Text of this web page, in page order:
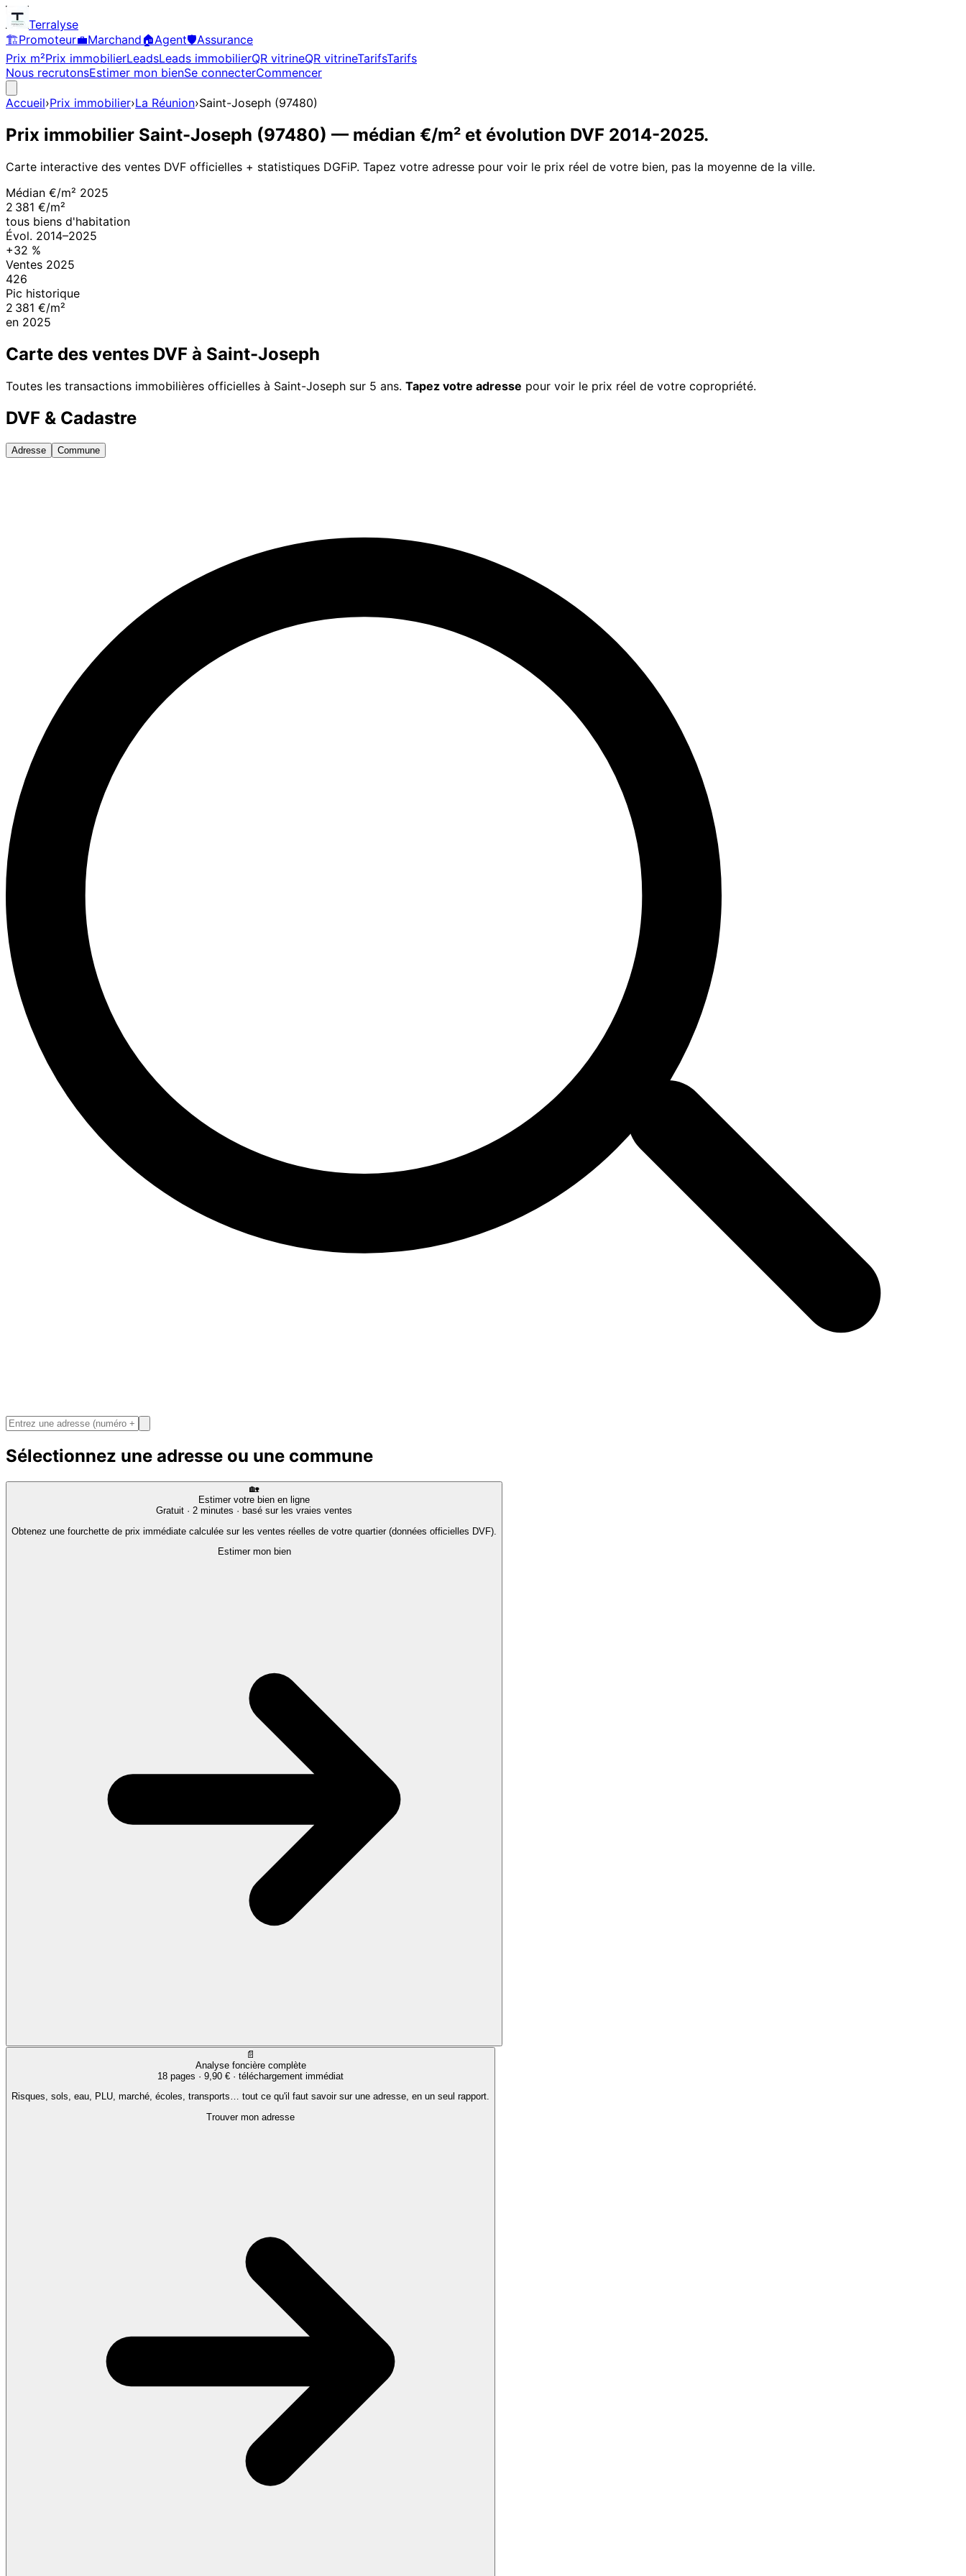
Terralyse
🏗️Promoteur💼Marchand🏠Agent🛡️Assurance
Prix m²Prix immobilierLeadsLeads immobilierQR vitrineQR vitrineTarifsTarifs
Nous recrutonsEstimer mon bienSe connecterCommencer
Accueil›Prix immobilier›La Réunion›Saint-Joseph (97480)
Prix immobilier Saint-Joseph (97480) — médian €/m² et évolution DVF 2014-2025.
Carte interactive des ventes DVF officielles + statistiques DGFiP. Tapez votre adresse pour voir le prix réel de votre bien, pas la moyenne de la ville.
Médian €/m² 2025
2 381 €/m²
tous biens d'habitation
Évol. 2014–2025
+32 %
Ventes 2025
426
Pic historique
2 381 €/m²
en 2025
Carte des ventes DVF à Saint-Joseph
Toutes les transactions immobilières officielles à Saint-Joseph sur 5 ans. Tapez votre adresse pour voir le prix réel de votre copropriété.
DVF & Cadastre
Adresse Commune
Sélectionnez une adresse ou une commune
🏡
Estimer votre bien en ligne
Gratuit · 2 minutes · basé sur les vraies ventes
Obtenez une fourchette de prix immédiate calculée sur les ventes réelles de votre quartier (données officielles DVF).
Estimer mon bien
📄
Analyse foncière complète
18 pages · 9,90 € · téléchargement immédiat
Risques, sols, eau, PLU, marché, écoles, transports… tout ce qu'il faut savoir sur une adresse, en un seul rapport.
Trouver mon adresse